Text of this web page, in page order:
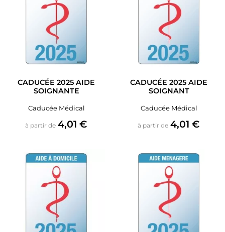
CADUCÉE 2025 AIDE
SOIGNANTE
Caducée Médical
à partir de Prix
4,01 €
CADUCÉE 2025 AIDE
SOIGNANT
Caducée Médical
à partir de Prix
4,01 €